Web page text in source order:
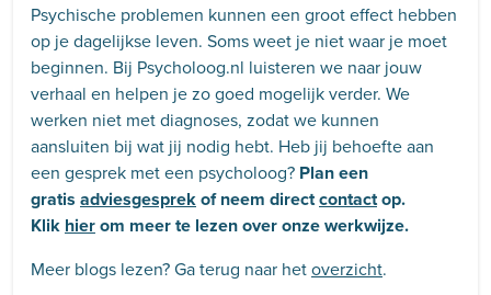
Psychische problemen kunnen een groot effect hebben
op je dagelijkse leven. Soms weet je niet waar je moet
beginnen. Bij Psycholoog.nl luisteren we naar jouw
verhaal en helpen je zo goed mogelijk verder. We
werken niet met diagnoses, zodat we kunnen
aansluiten bij wat jij nodig hebt. Heb jij behoefte aan
een gesprek met een psycholoog? Plan een
gratis adviesgesprekof neem directcontactop.
Klik hierom meer te lezen over onze werkwijze.
Meer blogs lezen? Ga terug naar hetoverzicht.